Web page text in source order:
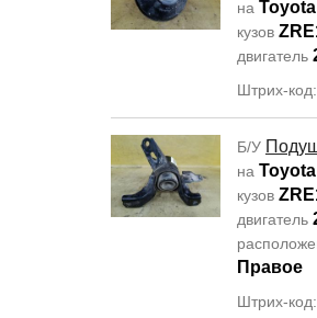
на
кузов
двигатель
Штрих-
Б/У
на
кузов
двигатель
Правое
Штрих-